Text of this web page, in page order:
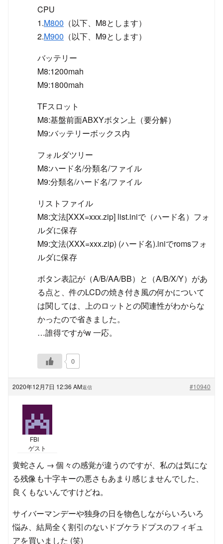
CPU
1.M800 （以下、M8とします）
2.M900 （以下、M9とします）
バッテリー
M8:1200mah
M9:1800mah
TFスロット
M8:基盤前面ABXYボタン上（要分解）
M9:バッテリーボックス内
フォルダツリー
M8:ハード名/分類名/ファイル
M9:分類名/ハード名/ファイル
リストファイル
M8:文法[XXX=xxx.zip] list.iniで（ハード名）フォ
ルダに保存
M9:文法(XXX=xxx.zip) (ハード名).iniでromsフォ
ルダに保存
ボタン表記が（A/B/AA/BB）と（A/B/X/Y）があ
る点と、件のLCDの焼き付き風の何かについて
は関しては、上のロットとの関連性がわからな
かったので省きました。
…誰得ですがw 一応。
0
2020年12月7日 12:36 AM #10940
返信
FBI
ゲスト
黄蛇さん → 個々の感覚が違うのですが、私のは気にな
る残像も十字キーの悪さもあまり感じませんでした、
良くもないんですけどね。
サイバーマンデーや独身の日を物色しながらいろいろ
悩み、結局全く割引のないドブケラドプスのフィギュ
アを買いました (笑)